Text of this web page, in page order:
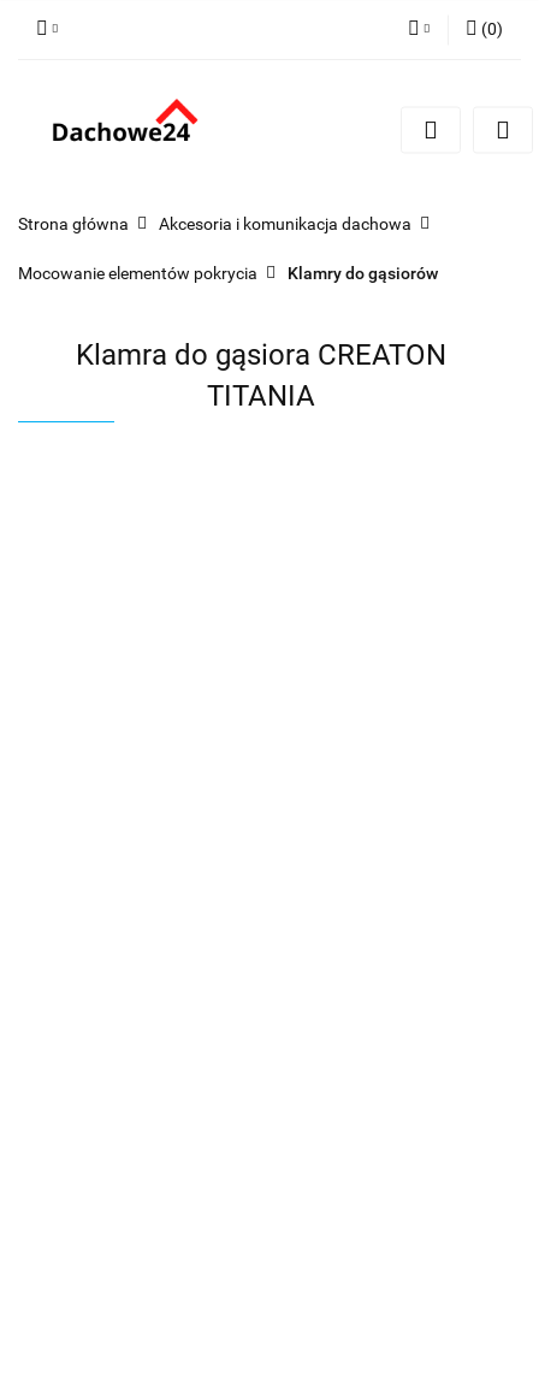
Zarejestruj się
(0)
Strona główna Akcesoria i komunikacja dachowa
Mocowanie elementów pokrycia Klamry do gąsiorów
Klamra do gąsiora CREATON
TITANIA